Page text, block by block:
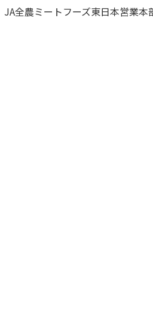
全農ミートフーズ東日本営業本